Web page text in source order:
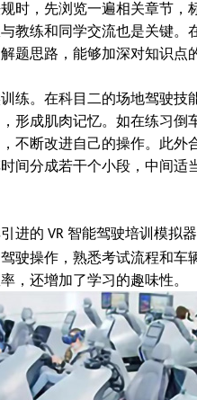
时，先浏览一遍相关章节，
教练和同学交流也是关键。
题思路，能够加深对知识点
练。在科目二的场地驾驶
形成肌肉记忆。如在练习
不断改进自己的操作。此外
间分成若干个小段，中间适
进的 VR 智能驾驶培训模拟
驶操作，熟悉考试流程和车
，还增加了学习的趣味性。